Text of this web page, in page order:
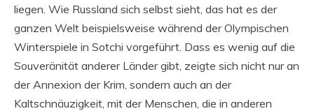
liegen. Wie Russland sich selbst sieht, das hat es der
ganzen Welt beispielsweise während der Olympischen
Winterspiele in Sotchi vorgeführt. Dass es wenig auf die
Souveränität anderer Länder gibt, zeigte sich nicht nur an
der Annexion der Krim, sondern auch an der
Kaltschnäuzigkeit, mit der Menschen, die in anderen